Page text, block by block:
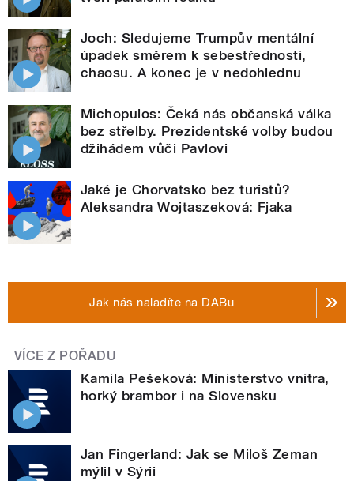
Joch: Sledujeme Trumpův mentální
úpadek směrem k sebestřednosti,
chaosu. A konec je v nedohlednu
Michopulos: Čeká nás občanská válka
bez střelby. Prezidentské volby budou
džihádem vůči Pavlovi
Jaké je Chorvatsko bez turistů?
Aleksandra Wojtaszeková: Fjaka
Jak nás naladíte na DABu
VÍCE Z POŘADU
Kamila Pešeková: Ministerstvo vnitra,
horký brambor i na Slovensku
Jan Fingerland: Jak se Miloš Zeman
mýlil v Sýrii